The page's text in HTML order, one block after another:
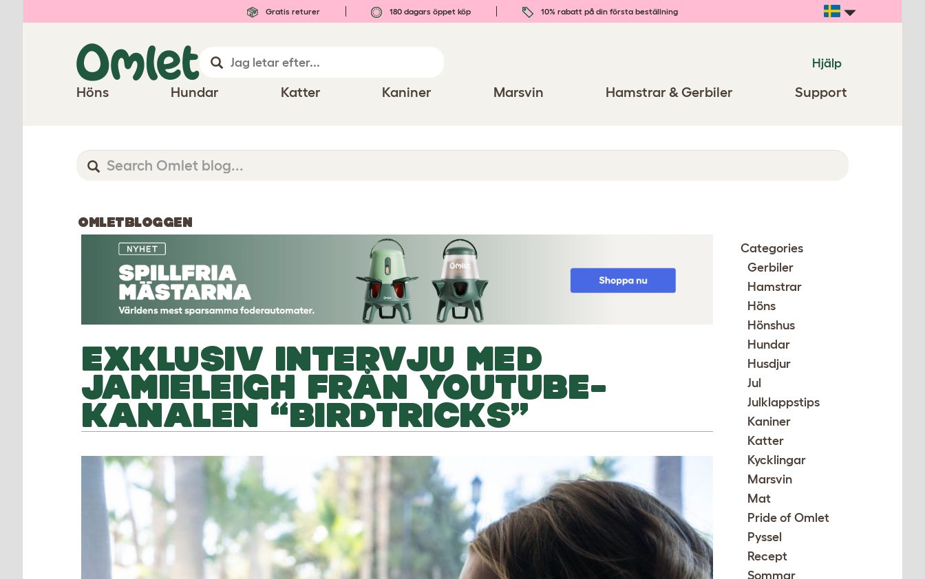
Gratis returer 180 dagars öppet köp 10% rabatt på din första beställning
Hjälp
Höns Hundar Katter Kaniner Marsvin Hamstrar & Gerbiler Support
OMLETBLOGGEN
EXKLUSIV INTERVJU MED
JAMIELEIGH FRÅN YOUTUBE-
KANALEN “BIRDTRICKS”
Categories
Gerbiler
Hamstrar
Höns
Hönshus
Hundar
Husdjur
Jul
Julklappstips
Kaniner
Katter
Kycklingar
Marsvin
Mat
Pride of Omlet
Pyssel
Recept
Sommar